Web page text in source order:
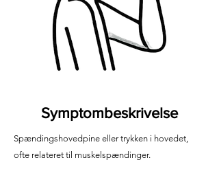
Symptombeskrivelse
Spændingshovedpine eller trykken i hovedet,
ofte relateret til muskelspændinger.